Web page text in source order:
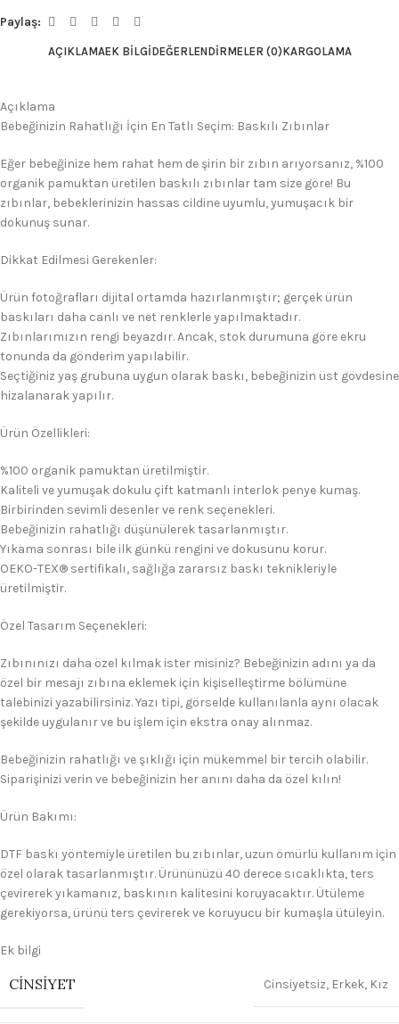
Paylaş:
AÇIKLAMAEK BILGIDEĞERLENDIRMELER (0)KARGOLAMA
Açıklama
Bebeğinizin Rahatlığı İçin En Tatlı Seçim: Baskılı Zıbınlar
Eğer bebeğinize hem rahat hem de şirin bir zıbın arıyorsanız, %100
organik pamuktan üretilen baskılı zıbınlar tam size göre! Bu
zıbınlar, bebeklerinizin hassas cildine uyumlu, yumuşacık bir
dokunuş sunar.
Dikkat Edilmesi Gerekenler:
Ürün fotoğrafları dijital ortamda hazırlanmıştır; gerçek ürün
baskıları daha canlı ve net renklerle yapılmaktadır.
Zıbınlarımızın rengi beyazdır. Ancak, stok durumuna göre ekru
tonunda da gönderim yapılabilir.
Seçtiğiniz yaş grubuna uygun olarak baskı, bebeğinizin üst gövdesine
hizalanarak yapılır.
Ürün Özellikleri:
%100 organik pamuktan üretilmiştir.
Kaliteli ve yumuşak dokulu çift katmanlı interlok penye kumaş.
Birbirinden sevimli desenler ve renk seçenekleri.
Bebeğinizin rahatlığı düşünülerek tasarlanmıştır.
Yıkama sonrası bile ilk günkü rengini ve dokusunu korur.
OEKO-TEX® sertifikalı, sağlığa zararsız baskı teknikleriyle
üretilmiştir.
Özel Tasarım Seçenekleri:
Zıbınınızı daha özel kılmak ister misiniz? Bebeğinizin adını ya da
özel bir mesajı zıbına eklemek için kişiselleştirme bölümüne
talebinizi yazabilirsiniz. Yazı tipi, görselde kullanılanla aynı olacak
şekilde uygulanır ve bu işlem için ekstra onay alınmaz.
Bebeğinizin rahatlığı ve şıklığı için mükemmel bir tercih olabilir.
Siparişinizi verin ve bebeğinizin her anını daha da özel kılın!
Ürün Bakımı:
DTF baskı yöntemiyle üretilen bu zıbınlar, uzun ömürlü kullanım için
özel olarak tasarlanmıştır. Ürününüzü 40 derece sıcaklıkta, ters
çevirerek yıkamanız, baskının kalitesini koruyacaktır. Ütüleme
gerekiyorsa, ürünü ters çevirerek ve koruyucu bir kumaşla ütüleyin.
Ek bilgi
CINSIYET Cinsiyetsiz, Erkek, Kız